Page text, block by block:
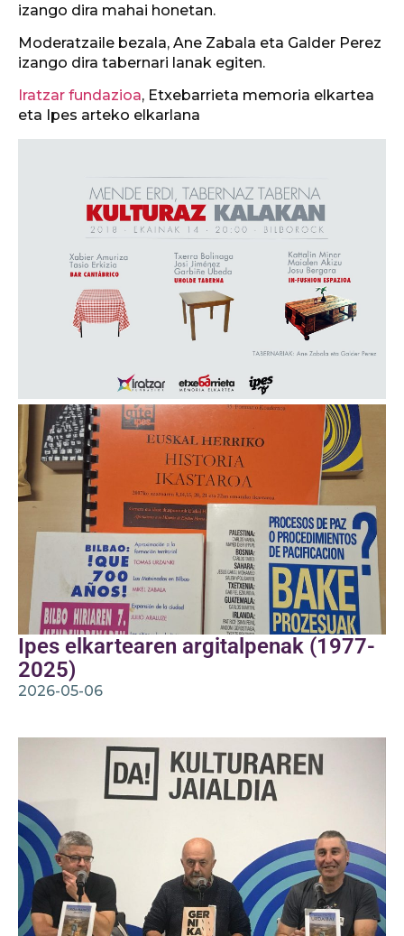
izango dira mahai honetan.
Moderatzaile bezala, Ane Zabala eta Galder Perez
izango dira tabernari lanak egiten.
Iratzar fundazioa, Etxebarrieta memoria elkartea
eta Ipes arteko elkarlana
Ipes elkartearen argitalpenak (1977-
2025)
2026-05-06